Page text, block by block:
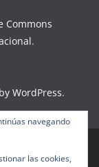
Commons
.
WordPress.
navegando
las cookies,